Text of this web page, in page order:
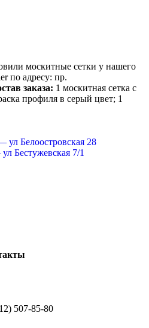
москитные сетки у нашего
по адресу: пр.
заказа: 1 москитная сетка с
профиля в серый цвет; 1
Белоостровская 28
Бестужевская 7/1
507-85-80